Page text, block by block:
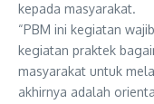
kepada masyarakat.
“PBM ini kegiatan
kegiatan praktek
masyarakat untuk
akhirnya adalah